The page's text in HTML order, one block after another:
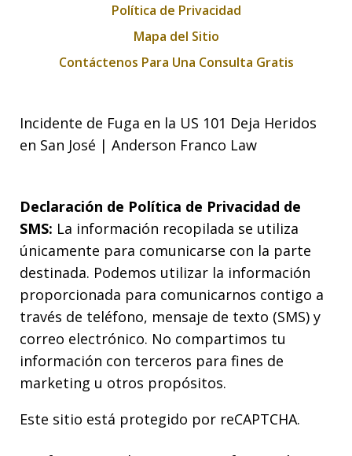
Política de Privacidad
Mapa del Sitio
Contáctenos Para Una Consulta Gratis
Incidente de Fuga en la US 101 Deja Heridos
en San José | Anderson Franco Law
Declaración de Política de Privacidad de
SMS: La información recopilada se utiliza
únicamente para comunicarse con la parte
destinada. Podemos utilizar la información
proporcionada para comunicarnos contigo a
través de teléfono, mensaje de texto (SMS) y
correo electrónico. No compartimos tu
información con terceros para fines de
marketing u otros propósitos.
Este sitio está protegido por reCAPTCHA.